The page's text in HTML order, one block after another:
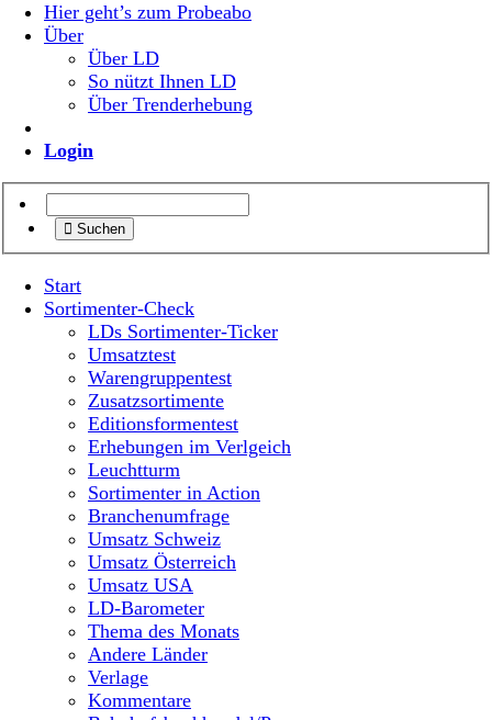
Hier geht’s zum Probeabo
Über
Über LD
So nützt Ihnen LD
Über Trenderhebung
Login
Suchen
Start
Sortimenter-Check
LDs Sortimenter-Ticker
Umsatztest
Warengruppentest
Zusatzsortimente
Editionsformentest
Erhebungen im Verlgeich
Leuchtturm
Sortimenter in Action
Branchenumfrage
Umsatz Schweiz
Umsatz Österreich
Umsatz USA
LD-Barometer
Thema des Monats
Andere Länder
Verlage
Kommentare